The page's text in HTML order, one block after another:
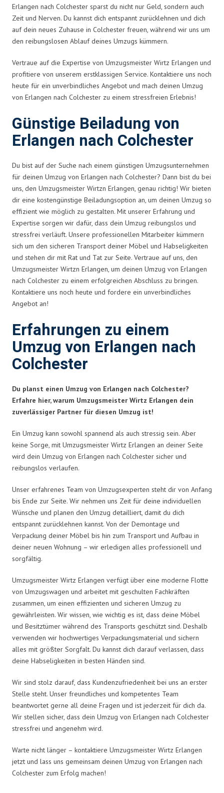
Erlangen nach Colchester sparst du nicht nur Geld, sondern auch
Zeit und Nerven. Du kannst dich entspannt zurücklehnen und dich
auf dein neues Zuhause in Colchester freuen, während wir uns um
den reibungslosen Ablauf deines Umzugs kümmern.
Vertraue auf die Expertise von Umzugsmeister Wirtz Erlangen und
profitiere von unserem erstklassigen Service. Kontaktiere uns noch
heute für ein unverbindliches Angebot und mach deinen Umzug
von Erlangen nach Colchester zu einem stressfreien Erlebnis!
Günstige Beiladung von
Erlangen nach Colchester
Du bist auf der Suche nach einem günstigen Umzugsunternehmen
für deinen Umzug von Erlangen nach Colchester? Dann bist du bei
uns, den Umzugsmeister Wirtzn Erlangen, genau richtig! Wir bieten
dir eine kostengünstige Beiladungsoption an, um deinen Umzug so
effizient wie möglich zu gestalten. Mit unserer Erfahrung und
Expertise sorgen wir dafür, dass dein Umzug reibungslos und
stressfrei verläuft. Unsere professionellen Mitarbeiter kümmern
sich um den sicheren Transport deiner Möbel und Habseligkeiten
und stehen dir mit Rat und Tat zur Seite. Vertraue auf uns, den
Umzugsmeister Wirtzn Erlangen, um deinen Umzug von Erlangen
nach Colchester zu einem erfolgreichen Abschluss zu bringen.
Kontaktiere uns noch heute und fordere ein unverbindliches
Angebot an!
Erfahrungen zu einem
Umzug von Erlangen nach
Colchester
Du planst einen Umzug von Erlangen nach Colchester?
Erfahre hier, warum Umzugsmeister Wirtz Erlangen dein
zuverlässiger Partner für diesen Umzug ist!
Ein Umzug kann sowohl spannend als auch stressig sein. Aber
keine Sorge, mit Umzugsmeister Wirtz Erlangen an deiner Seite
wird dein Umzug von Erlangen nach Colchester sicher und
reibungslos verlaufen.
Unser erfahrenes Team von Umzugsexperten steht dir von Anfang
bis Ende zur Seite. Wir nehmen uns Zeit für deine individuellen
Wünsche und planen den Umzug detailliert, damit du dich
entspannt zurücklehnen kannst. Von der Demontage und
Verpackung deiner Möbel bis hin zum Transport und Aufbau in
deiner neuen Wohnung – wir erledigen alles professionell und
sorgfältig.
Umzugsmeister Wirtz Erlangen verfügt über eine moderne Flotte
von Umzugswagen und arbeitet mit geschulten Fachkräften
zusammen, um einen effizienten und sicheren Umzug zu
gewährleisten. Wir wissen, wie wichtig es ist, dass deine Möbel
und Besitztümer während des Transports geschützt sind. Deshalb
verwenden wir hochwertiges Verpackungsmaterial und sichern
alles mit größter Sorgfalt. Du kannst dich darauf verlassen, dass
deine Habseligkeiten in besten Händen sind.
Wir sind stolz darauf, dass Kundenzufriedenheit bei uns an erster
Stelle steht. Unser freundliches und kompetentes Team
beantwortet gerne all deine Fragen und ist jederzeit für dich da.
Wir stellen sicher, dass dein Umzug von Erlangen nach Colchester
stressfrei und angenehm wird.
Warte nicht länger – kontaktiere Umzugsmeister Wirtz Erlangen
jetzt und lass uns gemeinsam deinen Umzug von Erlangen nach
Colchester zum Erfolg machen!